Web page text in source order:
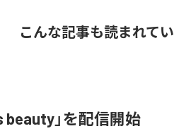
こんな記事も読まれて
beauty」を配信開始